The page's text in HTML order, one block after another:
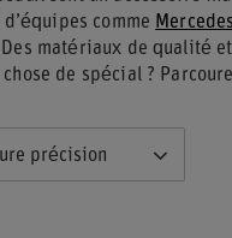
comme Mercedes
matériaux de qualité
de spécial ?
précision